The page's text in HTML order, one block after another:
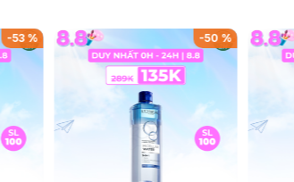
-53% -50 %